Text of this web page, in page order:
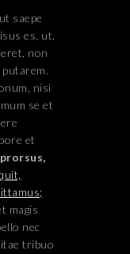
saepe
es, ut,
non
nisi
se et
et
magis
nec
tribuo